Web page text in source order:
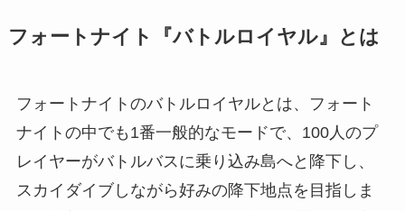
フォートナイト『バトルロイヤル』とは
フォートナイトのバトルロイヤルとは、フォート
ナイトの中でも1番一般的なモードで、100人のプ
レイヤーがバトルバスに乗り込み島へと降下し、
スカイダイブしながら好みの降下地点を目指しま